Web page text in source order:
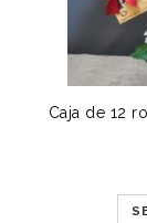
Caja de 12